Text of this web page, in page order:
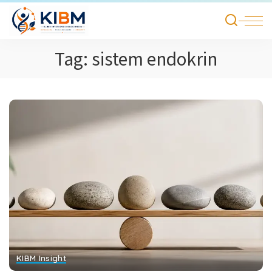
Tag: sistem endokrin
KIBM Insight